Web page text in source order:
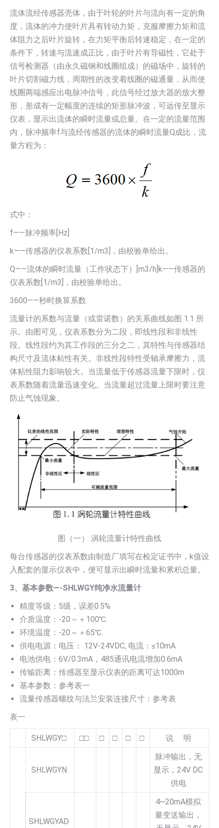
流体流经传感器壳体，由于叶轮的叶片与流向有一定的角
度，流体的冲力使叶片具有转动力矩，克服摩擦力矩和流
体阻力之后叶片旋转，在力矩平衡后转速稳定，在一定的
条件下，转速与流速成正比，由于叶片有导磁性，它处于
信号检测器（由永久磁钢和线圈组成）的磁场中，旋转的
叶片切割磁力线，周期性的改变着线圈的磁通量，从而使
线圈两端感应出电脉冲信号，此信号经过放大器的放大整
形，形成有一定幅度的连续的矩形脉冲波，可远传至显示
仪表，显示出流体的瞬时流量或总量。在一定的流量范围
内，脉冲频率f与流经传感器的流体的瞬时流量Q成比，流
量方程为：
式中：
f——脉冲频率[Hz]
k——传感器的仪表系数[1/m3]，由校验单给出。
Q——流体的瞬时流量（工作状态下）[m3/h]k——传感器的
仪表系数[1/m3]，由校验单给出。
3600——秒时换算系数
流量计的系数与流量（或雷诺数）的关系曲线如图 1.1 所
示。由图可见，仪表系数分为二段，即线性段和非线性
段。线性段约为其工作段的三分之二，其特性与传感器结
构尺寸及流体粘性有关。非线性段特性受轴承摩擦力，流
体粘性阻力影响较大。当流量低于传感器流量下限时，仪
表系数随着流量迅速变化。当流量超过流量上限时要注意
防止气蚀现象。
图（一） 涡轮流量计特性曲线
每台传感器的仪表系数由制造厂填写在检定证书中，k值设
入配套的显示仪表中，便可显示出瞬时流量和累积总量。
3、基本参数—-SHLWGY纯净水流量计
精度等级：5级，误差0.5%
介质温度：-20～＋100℃.
环境温度：-20～＋65℃.
供电电源：电压： 12V-24VDC, 电流：≤10mA
电池供电：6V/0.3mA，485通讯电流增加0.6mA
传输距离：传感器至显示仪表的距离可达1000m
基本参数：参考表一
流量传感器螺纹与法兰安装连接尺寸：参考表
表一
SHLWGY□ □□ □ □ □ □ 说 明
SHLWGYN
脉冲输出，无
显示，24V DC
供电
SHLWGYAD
4~20mA模拟
量变送输出，